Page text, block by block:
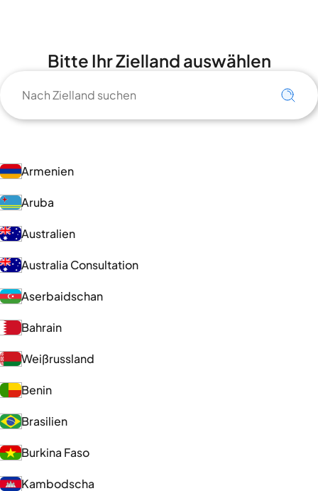
Bitte Ihr Zielland auswählen
Armenien
Aruba
Australien
Australia Consultation
Aserbaidschan
Bahrain
Weißrussland
Benin
Brasilien
Burkina Faso
Kambodscha